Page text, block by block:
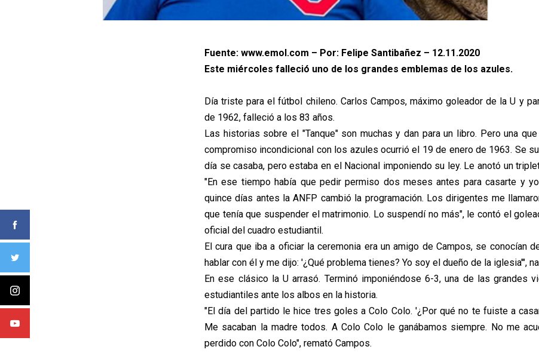
Fuente: www.emol.com – Por: Felipe Santibañez – 12.11.2020
Este miércoles falleció uno de los grandes emblemas de los azules.
Día triste para el fútbol chileno. Carlos Campos, máximo goleador de la U y
de 1962, falleció a los 83 años.
Las historias sobre el "Tanque" son muchas y dan para un libro. Pero una
compromiso incondicional con los azules ocurrió el 19 de enero de 1963. Se
día se casaba, pero estaba en el Nacional imponiendo su ley. Le anotó un
"En ese tiempo había que pedir permiso dos meses antes para casarte y
quince días antes la ANFP cambió la programación. Los dirigentes me
que tenía que suspender el matrimonio. Lo suspendí no más", le contó el
oficial del cuadro estudiantil.
El cura que iba a oficiar la ceremonia era un amigo de Campos, se conocían
hablar con él y me dijo: '¿Qué problema tienes? Yo soy el dueño de la iglesia'",
En ese clásico la U arrasó. Terminó imponiéndose 6-3, una de las grandes
estudiantiles ante los albos en la historia.
"El día del partido le hice tres goles a Colo Colo. '¿Por qué no te fuiste a
Me sacaban la madre todos. A Colo Colo le ganábamos siempre. No me
perdido con Colo Colo", remató Campos.